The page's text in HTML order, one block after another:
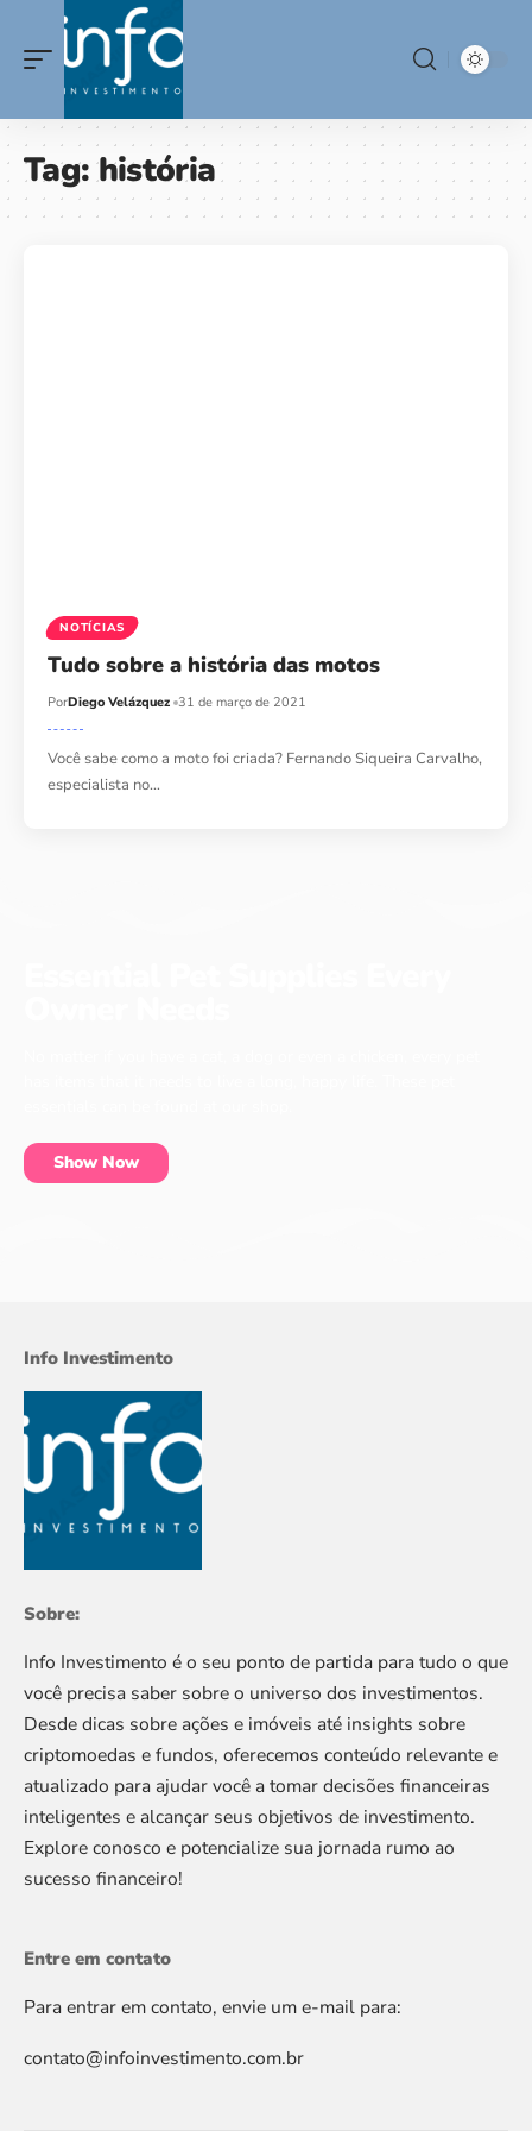
Tag:história
NOTÍCIAS
Tudo sobre a história das motos
PorDiego Velázquez 31 de março de 2021
Você sabe como a moto foi criada? Fernando Siqueira Carvalho,
especialista no…
Show Now
Info Investimento
Sobre:
Info Investimento é o seu ponto de partida para tudo o que
você precisa saber sobre o universo dos investimentos.
Desde dicas sobre ações e imóveis até insights sobre
criptomoedas e fundos, oferecemos conteúdo relevante e
atualizado para ajudar você a tomar decisões financeiras
inteligentes e alcançar seus objetivos de investimento.
Explore conosco e potencialize sua jornada rumo ao
sucesso financeiro!
Entre em contato
Para entrar em contato, envie um e-mail para:
contato@infoinvestimento.com.br